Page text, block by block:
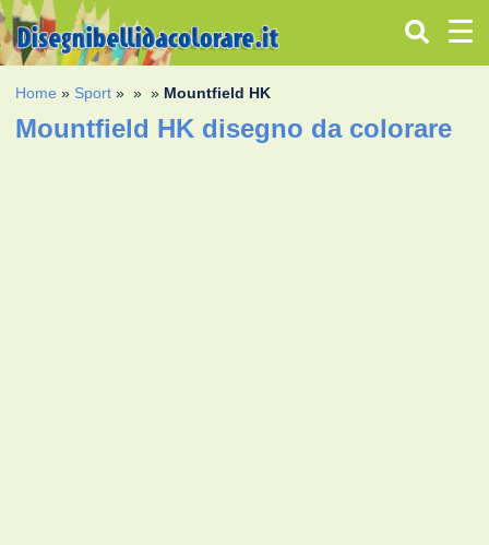
Home » Sport » » » Mountfield HK
Mountfield HK disegno da colorare